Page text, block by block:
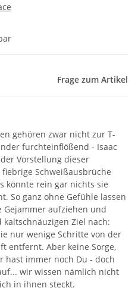
Frage zum Artikel
gehören zwar nicht zur T-
furchteinflößend - Isaac
Vorstellung dieser
Schweißausbrüche
könnte rein gar nichts sie
So ganz ohne Gefühle lassen
Gejammer aufziehen und
Ziel nach:
nur wenige Schritte von der
entfernt. Aber keine Sorge,
immer noch Du - doch
wir wissen nämlich nicht
in ihnen steckt.